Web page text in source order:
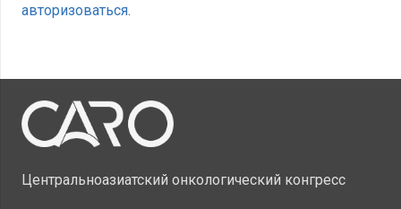
авторизоваться.
Центральноазиатский онкологический конгресс